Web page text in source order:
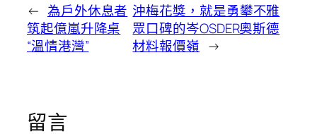
← 為戶外休息者
筑起億嵐升降桌
“溫情港灣”
沖梅花獎，就是勇攀不雅
眾口碑的岑OSDER奧斯德
材料報價嶺 →
留言